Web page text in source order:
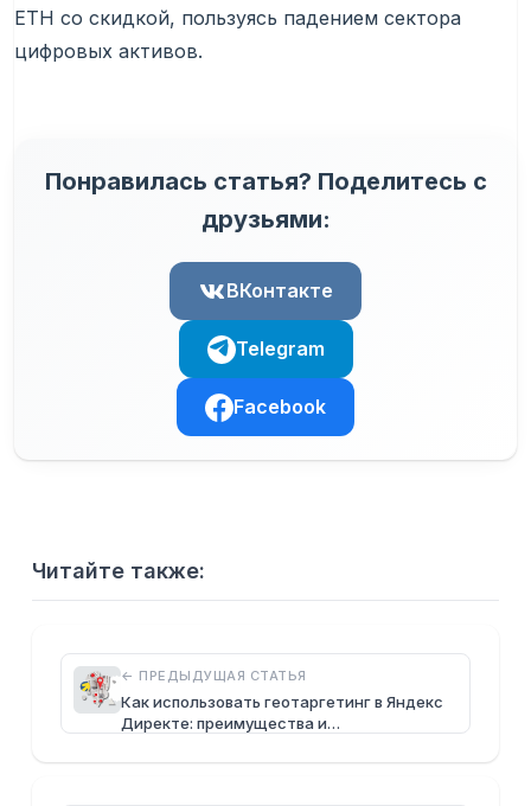
ETH со скидкой, пользуясь падением сектора
цифровых активов.
Понравилась статья? Поделитесь с
друзьями:
ВКонтакте
Telegram
Facebook
Читайте также:
← ПРЕДЫДУЩАЯ СТАТЬЯ
Как использовать геотаргетинг в Яндекс
Директе: преимущества и…